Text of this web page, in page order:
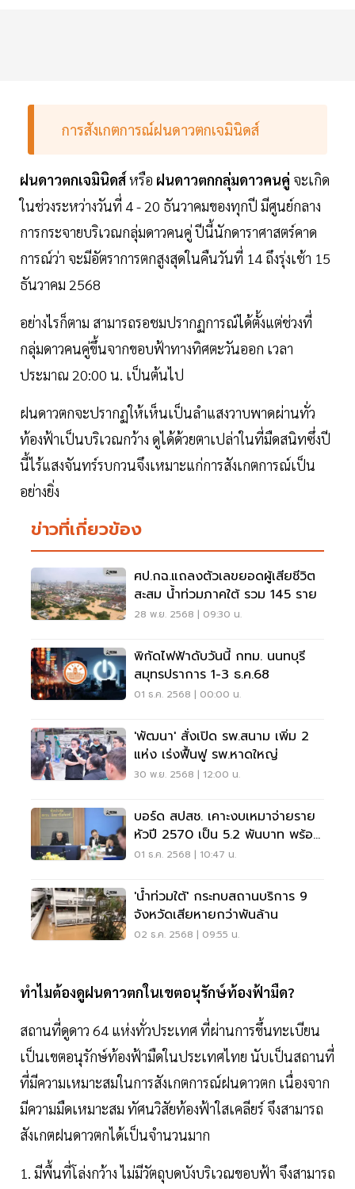
การสังเกตการณ์ฝนดาวตกเจมินิดส์
ฝนดาวตกเจมินิดส์หรือ ฝนดาวตกกลุ่มดาวคนคู่ จะเกิด
ในช่วงระหว่างวันที่ 4 - 20 ธันวาคมของทุกปี มีศูนย์กลาง
การกระจายบริเวณกลุ่มดาวคนคู่ ปีนี้นักดาราศาสตร์คาด
การณ์ว่า จะมีอัตราการตกสูงสุดในคืนวันที่ 14 ถึงรุ่งเช้า 15
ธันวาคม 2568
อย่างไรก็ตาม สามารถรอชมปรากฏการณ์ได้ตั้งแต่ช่วงที่
กลุ่มดาวคนคู่ขึ้นจากขอบฟ้าทางทิศตะวันออก เวลา
ประมาณ 20:00 น. เป็นต้นไป
ฝนดาวตกจะปรากฏให้เห็นเป็นลำแสงวาบพาดผ่านทั่ว
ท้องฟ้าเป็นบริเวณกว้าง ดูได้ด้วยตาเปล่าในที่มืดสนิทซึ่งปี
นี้ไร้แสงจันทร์รบกวนจึงเหมาะแก่การสังเกตการณ์เป็น
อย่างยิ่ง
ข่าวที่เกี่ยวข้อง
ศป.กฉ.แถลงตัวเลขยอดผู้เสียชีวิต
สะสม น้ำท่วมภาคใต้ รวม 145 ราย
28 พ.ย. 2568 | 09:30 น.
พิกัดไฟฟ้าดับวันนี้ กทม. นนทบุรี
สมุทรปราการ 1-3 ธ.ค.68
01 ธ.ค. 2568 | 00:00 น.
'พัฒนา' สั่งเปิด รพ.สนาม เพิ่ม 2
แห่ง เร่งฟื้นฟู รพ.หาดใหญ่
30 พ.ย. 2568 | 12:00 น.
บอร์ด สปสช. เคาะงบเหมาจ่ายราย
หัวปี 2570 เป็น 5.2 พันบาท พร้อม
เสนอ ครม.พิจารณา
01 ธ.ค. 2568 | 10:47 น.
'น้ำท่วมใต้' กระทบสถานบริการ 9
จังหวัดเสียหายกว่าพันล้าน
02 ธ.ค. 2568 | 09:55 น.
ทำไมต้องดูฝนดาวตกในเขตอนุรักษ์ท้องฟ้ามืด?
สถานที่ดูดาว 64 แห่งทั่วประเทศ ที่ผ่านการขึ้นทะเบียน
เป็นเขตอนุรักษ์ท้องฟ้ามืดในประเทศไทย นับเป็นสถานที่
ที่มีความเหมาะสมในการสังเกตการณ์ฝนดาวตก เนื่องจาก
มีความมืดเหมาะสม ทัศนวิสัยท้องฟ้าใสเคลียร์ จึงสามารถ
สังเกตฝนดาวตกได้เป็นจำนวนมาก
1. มีพื้นที่โล่งกว้าง ไม่มีวัตถุบดบังบริเวณขอบฟ้า จึงสามารถ